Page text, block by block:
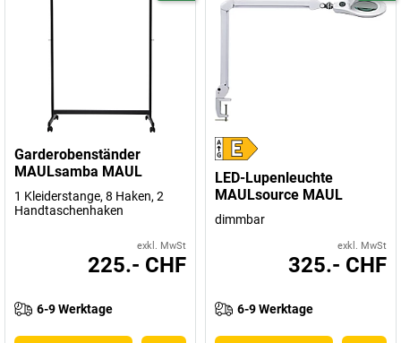
Garderobenständer
MAULsamba MAUL
1 Kleiderstange, 8 Haken, 2
Handtaschenhaken
exkl. MwSt
225.- CHF
6-9 Werktage
LED-Lupenleuchte
MAULsource MAUL
dimmbar
exkl. MwSt
325.- CHF
6-9 Werktage